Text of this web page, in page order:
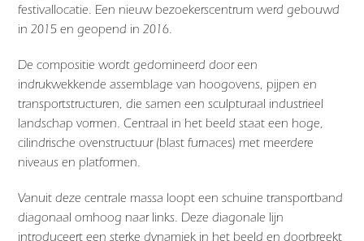
festivallocatie. Een nieuw bezoekerscentrum werd gebouwd
in 2015 en geopend in 2016.
De compositie wordt gedomineerd door een
indrukwekkende assemblage van hoogovens, pijpen en
transportstructuren, die samen een sculpturaal industrieel
landschap vormen. Centraal in het beeld staat een hoge,
cilindrische ovenstructuur (blast furnaces) met meerdere
niveaus en platformen.
Vanuit deze centrale massa loopt een schuine transportband
diagonaal omhoog naar links. Deze diagonale lijn
introduceert een sterke dynamiek in het beeld en doorbreekt